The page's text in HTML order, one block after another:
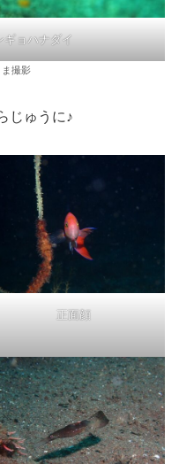
ョハナダイ
ま撮影
じゅうに♪
正面顔